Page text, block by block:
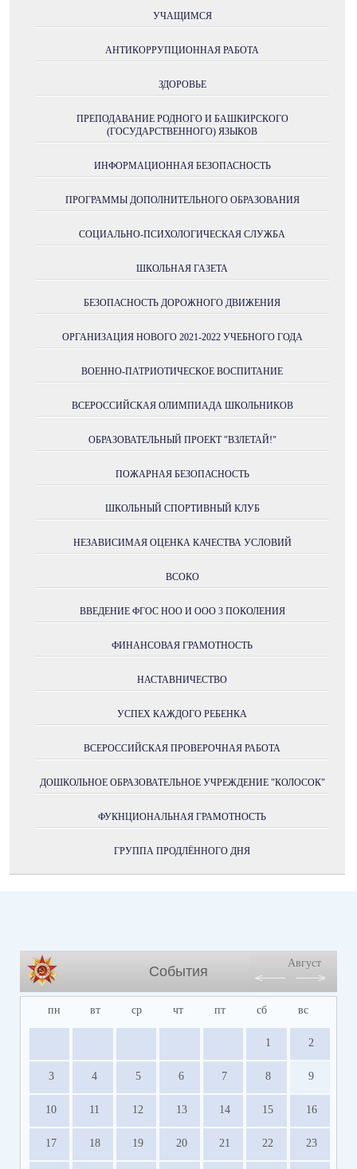
УЧАЩИМСЯ
АНТИКОРРУПЦИОННАЯ РАБОТА
ЗДОРОВЬЕ
ПРЕПОДАВАНИЕ РОДНОГО И БАШКИРСКОГО
(ГОСУДАРСТВЕННОГО) ЯЗЫКОВ
ИНФОРМАЦИОННАЯ БЕЗОПАСНОСТЬ
ПРОГРАММЫ ДОПОЛНИТЕЛЬНОГО ОБРАЗОВАНИЯ
СОЦИАЛЬНО-ПСИХОЛОГИЧЕСКАЯ СЛУЖБА
ШКОЛЬНАЯ ГАЗЕТА
БЕЗОПАСНОСТЬ ДОРОЖНОГО ДВИЖЕНИЯ
ОРГАНИЗАЦИЯ НОВОГО 2021-2022 УЧЕБНОГО ГОДА
ВОЕННО-ПАТРИОТИЧЕСКОЕ ВОСПИТАНИЕ
ВСЕРОССИЙСКАЯ ОЛИМПИАДА ШКОЛЬНИКОВ
ОБРАЗОВАТЕЛЬНЫЙ ПРОЕКТ "ВЗЛЕТАЙ!"
ПОЖАРНАЯ БЕЗОПАСНОСТЬ
ШКОЛЬНЫЙ СПОРТИВНЫЙ КЛУБ
НЕЗАВИСИМАЯ ОЦЕНКА КАЧЕСТВА УСЛОВИЙ
ВСОКО
ВВЕДЕНИЕ ФГОС НОО И ООО 3 ПОКОЛЕНИЯ
ФИНАНСОВАЯ ГРАМОТНОСТЬ
НАСТАВНИЧЕСТВО
УСПЕХ КАЖДОГО РЕБЕНКА
ВСЕРОССИЙСКАЯ ПРОВЕРОЧНАЯ РАБОТА
ДОШКОЛЬНОЕ ОБРАЗОВАТЕЛЬНОЕ УЧРЕЖДЕНИЕ "КОЛОСОК"
ФУКНЦИОНАЛЬНАЯ ГРАМОТНОСТЬ
ГРУППА ПРОДЛЁННОГО ДНЯ
События
Август
пн вт ср чт пт сб вс
1 2
3 4 5 6 7 8 9
10 11 12 13 14 15 16
17 18 19 20 21 22 23